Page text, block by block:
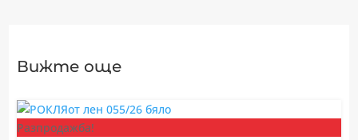
Вижте още
Разпродажба!